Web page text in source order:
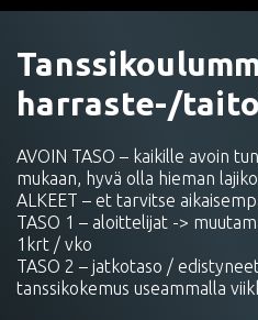
harraste-/
AVOIN TASO – kaikille avoin
mukaan, hyvä olla hieman
ALKEET – et tarvitse
TASO 1 – aloittelijat ->
1krt / vko
TASO 2 – jatkotaso /
tanssikokemus useammalla